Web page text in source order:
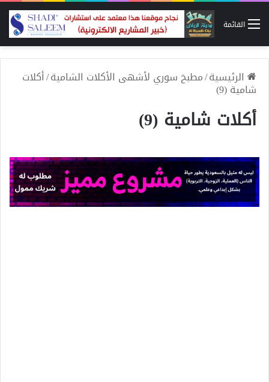
القائمة
الرئيسية/مطبخ سوري لأشهى الأكلات الشامية/أكلات
شامية (9)
أكلات شامية (9)